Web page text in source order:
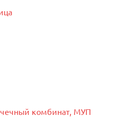
комбинат, МУП